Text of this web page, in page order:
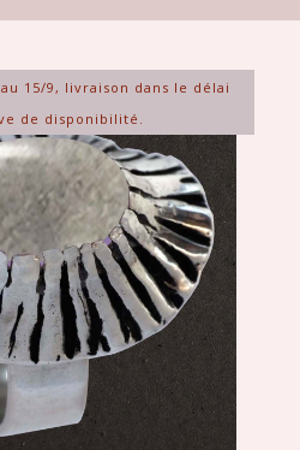
15/9, livraison dans le délai
de disponibilité.